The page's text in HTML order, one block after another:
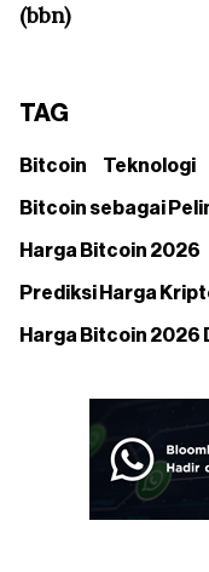
(bbn)
TAG
Bitcoin Teknologi
Bitcoin sebagai
Harga Bitcoin 2026
Prediksi Harga
Harga Bitcoin